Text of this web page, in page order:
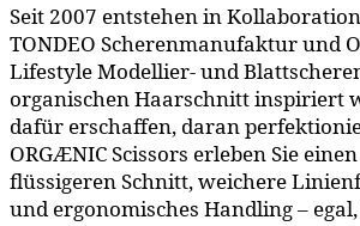
Seit 2007 entstehen in
TONDEO Scherenmanufaktur und
Lifestyle Modellier- und
organischen Haarschnitt inspiriert
dafür erschaffen, daran
ORGÆNIC Scissors erleben Sie einen
flüssigeren Schnitt, weichere
und ergonomisches Handling –